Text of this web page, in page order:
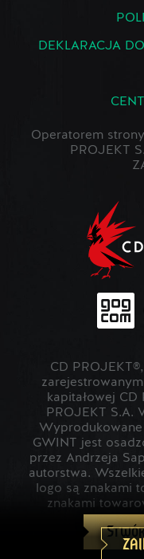
DEKLARACJA
Operatorem
PROJEKT
CD
kapitałowej CD
PROJEKT S.A.
Wyprodukowane
GWINT jest
przez Andrzeja
autorstwa.
logo są znakami
znakami